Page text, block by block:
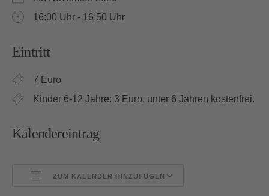
16:00 Uhr - 16:50 Uhr
Eintritt
7 Euro
Kinder 6-12 Jahre: 3 Euro, unter 6 Jahren kostenfrei.
Kalendereintrag
ZUM KALENDER HINZUFÜGEN